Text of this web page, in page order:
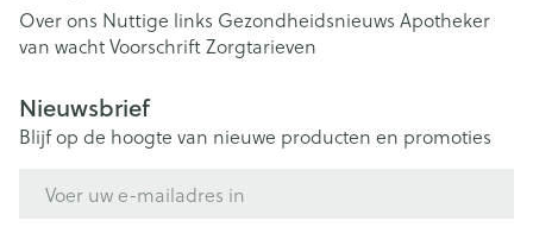
Over ons Nuttige links Gezondheidsnieuws Apotheker
van wachtVoorschriftZorgtarieven
Nieuwsbrief
Blijf op de hoogte van nieuwe producten en promoties